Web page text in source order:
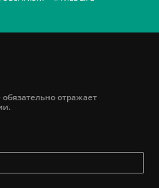
отражает